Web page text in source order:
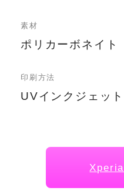
素材
ポリカーボネイト
印刷方法
UVインクジェッ